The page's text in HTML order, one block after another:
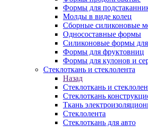
Формы для
Молды в виде колец
Сборные силиконовые
Односоставные формы
Силиконовые формы для
Формы для фруктовниц
Формы для кулонов и
Стеклоткань и стеклолента
Назад
Стеклоткань и
Стеклоткань
Ткань
Стеклолента
Стеклоткань для авто